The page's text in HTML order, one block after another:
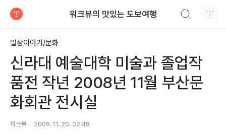
워크뷰의 맛있는 도보여행
일상이야기/문화
신라대 예술대학 미술과 졸업작
품전 작년 2008년 11월 부산문
화회관 전시실
워크뷰 2009. 11. 20. 02:48